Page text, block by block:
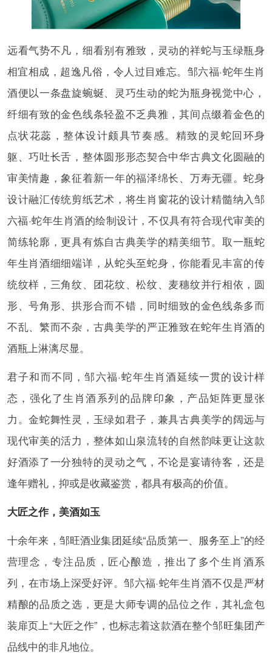
远看气势不凡，细看别有雅致，灵动的祥蛇与玉绿瓶身
相宜相成，超逸凡俗，令人过目难忘。邹六福·蛇年生肖
酒便以一条盘旋蜿蜒、灵巧生动的蛇为瓶身视觉中心，
纤细有致的金色线条轻盈不乏典雅，其间点缀着金色的
点状花蕊，整体设计颇具节奏感。精致的灵蛇回环身
躯、巧吐长舌，整体圆形形态契合中华古典文化圆融的
审美情趣，象征着新一年的福泽绵长、万寿无疆。蛇身
设计融汇传统剪纸艺术，将生肖窗花的设计精髓纳入邹
六福·蛇年生肖酒的绘制设计，不仅具有符合现代审美的
简练轮廓，更具有炼自古典美学的精美细节。取一瓶蛇
年生肖酒细细端详，从蛇头至蛇身，你能看见丰富的传
统纹样，三角纹、团花纹、松纹、麦穗纹并行相依，圆
形、号角形、拱形合而不错，同时细致的金色线条多而
不乱、繁而不杂，古典美学的严正雅致在蛇年生肖酒的
酒瓶上淋漓尽显。
君子和而不同，邹六福·蛇年生肖酒延续一贯的设计样
态，强化了生肖酒系列的品牌印象，产品矩阵更显张
力。金蛇舞性灵，玉绿如君子，兼具古典美学的阔远与
现代审美的活力，整体如山泉流转的自然韵味更让这款
好酒添了一分独特的灵动之气，不论是宴请待客，还是
逢年赠礼，抑或是收藏鉴赏，都具有极高的价值。
大匠之作，美酒如玉
十余年来，邹旺酒业集团延续“品质第一、服务至上”的经
营理念，专注品质，匠心酿造，推出了多个生肖酒系
列，在市场上深受好评。邹六福·蛇年生肖酒不仅是严材
精酿的品质之选，更是大师专调的品位之作，其礼盒包
装扉页上“大匠之作”，也标志着这款酒在整个邹旺集团产
品线中的非凡地位。